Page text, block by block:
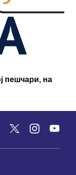
пешчари, на